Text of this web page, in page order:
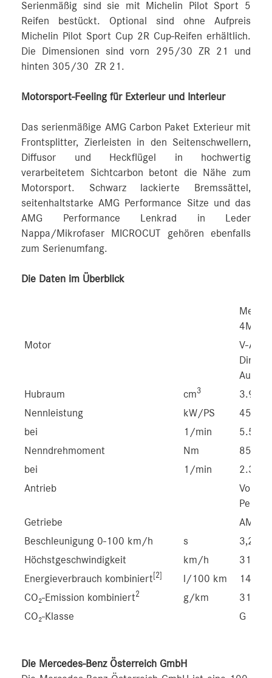
Serienmäßig sind sie mit Michelin Pilot Sport 5
Reifen bestückt. Optional sind ohne Aufpreis
Michelin Pilot Sport Cup 2R Cup-Reifen erhältlich.
Die Dimensionen sind vorn 295/30 ZR 21 und
hinten 305/30 ZR 21.
Motorsport-Feeling für Exterieur und Interieur
Das serienmäßige AMG Carbon Paket Exterieur mit
Frontsplitter, Zierleisten in den Seitenschwellern,
Diffusor und Heckflügel in hochwertig
verarbeitetem Sichtcarbon betont die Nähe zum
Motorsport. Schwarz lackierte Bremssättel,
seitenhaltstarke AMG Performance Sitze und das
AMG Performance Lenkrad in Leder
Nappa/Mikrofaser MICROCUT gehören ebenfalls
zum Serienumfang.
Die Daten im Überblick
Motor
V-
Hubraum
cm3
3.982
Nennleistung
kW/PS
450/
bei
1/min
Nenndrehmoment
Nm
850
bei
1/min
Antrieb
Getriebe
AMG
Beschleunigung 0-100 km/h
s
3,2
Höchstgeschwindigkeit
km/h
317
Energieverbrauch kombiniert [2] l/100 km
14,1
CO₂-Emission kombiniert2 g/km
319
CO₂-Klasse
G
Die Mercedes-Benz Österreich GmbH